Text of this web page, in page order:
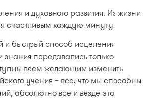
и духовного развития. Из жизни
счастливым каждую минуту.
и быстрый способ исцеления
знания передавались только
всем желающим изменить
учения – все, что мы способны
абсолютно все и везде это